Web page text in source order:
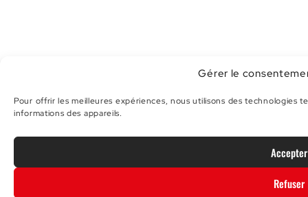
Gérer le
Pour offrir les meilleures expériences, nous utilisons des technologies
informations des appareils.
Accepter
Refuser